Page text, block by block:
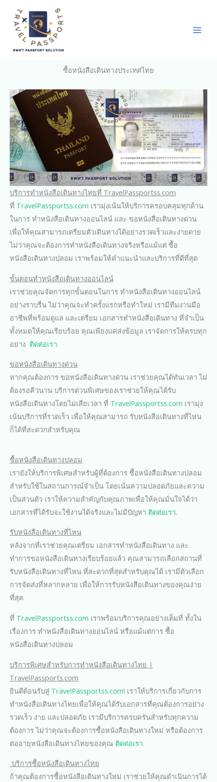
content
ซื้อหนังสือเดินทางประเทศไทย
บริการทำหนังสือเดินทางไทยที่ TravelPassportss.com
ที่ TravelPassportss.com เรามุ่งเน้นให้บริการครอบคลุมทุกด้าน
ในการ ทำหนังสือเดินทางออนไลน์ และ ขอหนังสือเดินทางด่วน
เพื่อให้คุณสามารถเตรียมตัวเดินทางได้อย่างรวดเร็วและง่ายดาย
ไม่ว่าคุณจะต้องการทำหนังสือเดินทางจริงหรือแม้แต่ ซื้อ
หนังสือเดินทางปลอม เราพร้อมให้คำแนะนำและบริการที่ดีที่สุด
ขั้นตอนทำหนังสือเดินทางออนไลน์
เราช่วยคุณจัดการทุกขั้นตอนในการ ทำหนังสือเดินทางออนไลน์
อย่างราบรื่น ไม่ว่าคุณจะทำครั้งแรกหรือทำใหม่ เรามีทีมงานมือ
อาชีพที่พร้อมดูแล และเตรียม เอกสารทำหนังสือเดินทาง ที่จำเป็น
ทั้งหมดให้คุณเรียบร้อย คุณเพียงแค่ส่งข้อมูล เราจัดการให้ครบทุก
อย่าง ติดต่อเรา.
ขอหนังสือเดินทางด่วน
หากคุณต้องการ ขอหนังสือเดินทางด่วน เราช่วยคุณได้ทันเวลา ไม่
ต้องรอคิวนาน บริการด่วนพิเศษของเราช่วยให้คุณได้รับ
หนังสือเดินทางโดยไม่เสียเวลา ที่ TravelPassportss.com เรามุ่ง
เน้นบริการที่รวดเร็ว เพื่อให้คุณสามารถ รับหนังสือเดินทางที่ไหน
ก็ได้ที่สะดวกสำหรับคุณ
ซื้อหนังสือเดินทางปลอม
เรายังให้บริการพิเศษสำหรับผู้ที่ต้องการ ซื้อหนังสือเดินทางปลอม
สำหรับใช้ในสถานการณ์จำเป็น โดยเน้นความปลอดภัยและความ
เป็นส่วนตัว เราให้ความสำคัญกับคุณภาพเพื่อให้คุณมั่นใจได้ว่า
เอกสารที่ได้รับจะใช้งานได้จริงและไม่มีปัญหา ติดต่อเรา.
รับหนังสือเดินทางที่ไหน
หลังจากที่เราช่วยคุณเตรียม เอกสารทำหนังสือเดินทาง และ
ทำการขอหนังสือเดินทางเรียบร้อยแล้ว คุณสามารถเลือกสถานที่
รับหนังสือเดินทางที่ไหน ที่สะดวกที่สุดสำหรับคุณได้ เรามีตัวเลือก
การจัดส่งที่หลากหลาย เพื่อให้การรับหนังสือเดินทางของคุณง่าย
ที่สุด
ที่ TravelPassportss.com เราพร้อมบริการคุณอย่างเต็มที่ ทั้งใน
เรื่องการ ทำหนังสือเดินทางออนไลน์ หรือแม้แต่การ ซื้อ
หนังสือเดินทางปลอม
บริการพิเศษสำหรับการทำหนังสือเดินทางไทย |
TravelPassports.com
ยินดีต้อนรับสู่ TravelPassportss.com! เราให้บริการเกี่ยวกับการ
ทำหนังสือเดินทางไทยเพื่อให้คุณได้รับเอกสารที่คุณต้องการอย่าง
รวดเร็ว ง่าย และปลอดภัย เรามีบริการครบครันสำหรับทุกความ
ต้องการ ไม่ว่าคุณจะต้องการซื้อหนังสือเดินทางใหม่ หรือต้องการ
ต่ออายุหนังสือเดินทางไทยของคุณ ติดต่อเรา.
บริการซื้อหนังสือเดินทางไทย
ถ้าคุณต้องการซื้อหนังสือเดินทางใหม่ เราช่วยให้คุณดำเนินการได้